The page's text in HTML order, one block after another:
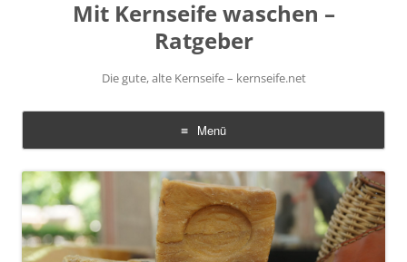
Mit Kernseife waschen –
Ratgeber
Die gute, alte Kernseife – kernseife.net
Menü
Zum
Inhalt
springen